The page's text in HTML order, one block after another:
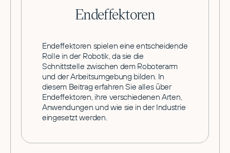
Endeffektoren
Endeffektoren spielen eine entscheidende
Rolle in der Robotik, da sie die
Schnittstelle zwischen dem Roboterarm
und der Arbeitsumgebung bilden. In
diesem Beitrag erfahren Sie alles über
Endeffektoren, ihre verschiedenen Arten,
Anwendungen und wie sie in der Industrie
eingesetzt werden.